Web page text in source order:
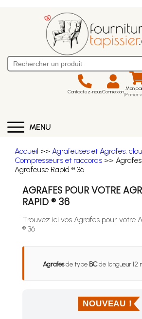
Contactez-nousConnexion Mon
(Panier
MENU
Accueil >> Agrafeuses et Agrafes,
Compresseurs et raccords >>
Agrafeuse Rapid ® 36
AGRAFES POUR VOTRE
RAPID ® 36
Trouvez ici vos Agrafes pour votre
® 36
Agrafesde type BCde longueur 12
NOUVEAU !